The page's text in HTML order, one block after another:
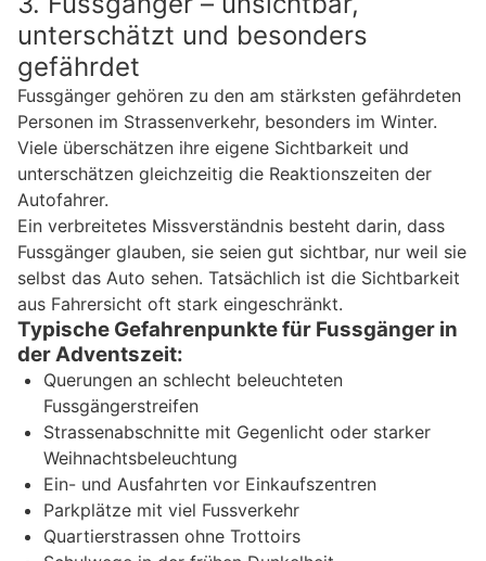
unterschätzt und besonders
gefährdet
Fussgänger gehören zu den am stärksten gefährdeten
Personen im Strassenverkehr, besonders im Winter.
Viele überschätzen ihre eigene Sichtbarkeit und
unterschätzen gleichzeitig die Reaktionszeiten der
Autofahrer.
Ein verbreitetes Missverständnis besteht darin, dass
Fussgänger glauben, sie seien gut sichtbar, nur weil sie
selbst das Auto sehen. Tatsächlich ist die Sichtbarkeit
aus Fahrersicht oft stark eingeschränkt.
Typische Gefahrenpunkte für Fussgänger in
der Adventszeit:
Querungen an schlecht beleuchteten
Fussgängerstreifen
Strassenabschnitte mit Gegenlicht oder starker
Weihnachtsbeleuchtung
Ein- und Ausfahrten vor Einkaufszentren
Parkplätze mit viel Fussverkehr
Quartierstrassen ohne Trottoirs